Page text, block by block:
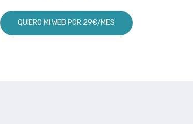
QUIERO MI WEB POR 29€/MES